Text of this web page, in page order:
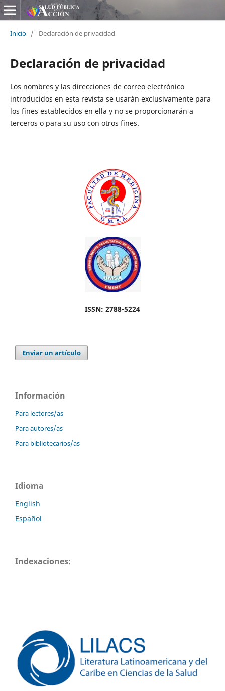
Inicio / Declaración de privacidad
Declaración de privacidad
Los nombres y las direcciones de correo electrónico
introducidos en esta revista se usarán exclusivamente para
los fines establecidos en ella y no se proporcionarán a
terceros o para su uso con otros fines.
ISSN: 2788-5224
Enviar un artículo
Información
Para lectores/as
Para autores/as
Para bibliotecarios/as
Idioma
English
Español
Indexaciones: